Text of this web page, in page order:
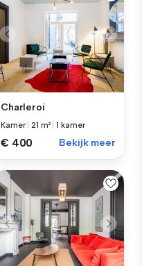
Charleroi
Kamer |21 m² |1 kamer
€ 400 Bekijk meer